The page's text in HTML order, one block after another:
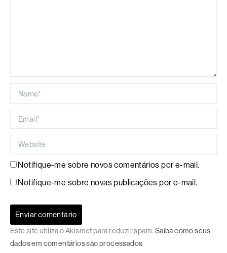
Notifique-me sobre novos comentários por e-mail.
Notifique-me sobre novas publicações por e-mail.
Este site utiliza o Akismet para reduzir spam. Saiba como seus
dados em comentários são processados.